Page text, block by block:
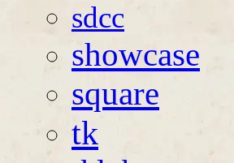
sdcc
showcase
square
tk